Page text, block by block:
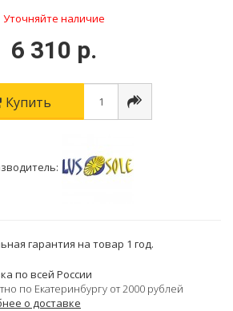
Уточняйте наличие
6 310 р.
Купить
гарантия на товар 1 год.
по всей России
по Екатеринбургу от 2000 рублей
о доставке